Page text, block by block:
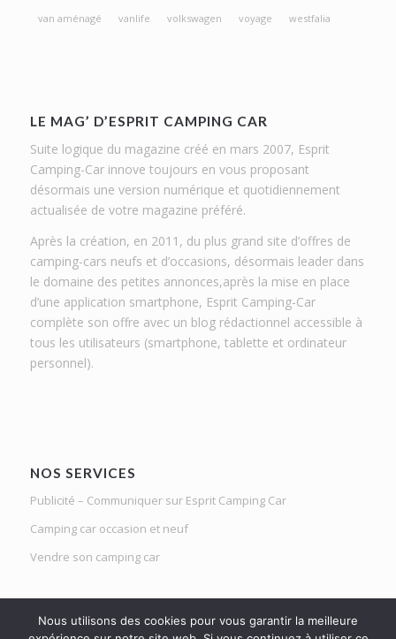
van aménagé
vanlife volkswagen voyage westfalia
LE MAG’ D’ESPRIT CAMPING CAR
Suite logique du magazine créé en mars 2007, Esprit
Camping-Car innove toujours en vous proposant
désormais une version numérique et quotidiennement
actualisée de votre magazine préféré.
Après la création, en 2011, du plus grand site d’offres de
camping-cars neufs et d’occasions, désormais leader dans
le domaine des petites annonces,après la mise en place
d’une application smartphone, Esprit Camping-Car
complète son offre avec un blog rédactionnel accessible à
tous les utilisateurs (smartphone, tablette et ordinateur
personnel).
NOS SERVICES
Publicité – Communiquer sur Esprit Camping Car
Camping car occasion et neuf
Vendre son camping car
Nous utilisons des cookies pour vous garantir la meilleure